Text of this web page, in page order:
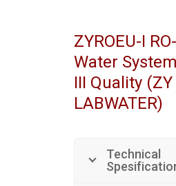
ZYROEU-I
Water
III Quality (ZY
LABWATER)
Technical